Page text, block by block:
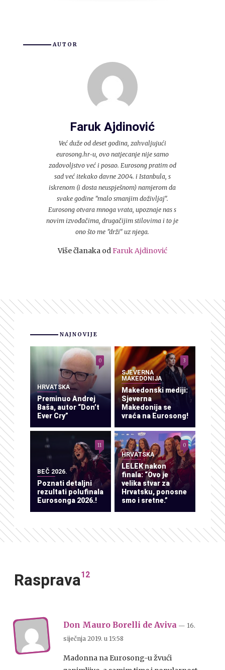
AUTOR
Faruk Ajdinović
Već duže od deset godina, zahvaljujući
eurosong.hr-u, ovo natjecanje nije samo
zadovoljstvo već i posao. Eurosong pratim od
sad već itekako davne 2004. i Istanbula, s
iskrenom (i dosta neuspješnom) namjerom da
svake godine "malo smanjim doživljaj".
Eurosong otvara mnoga vrata, upoznaje nas s
novim izvođačima, drugačijim stilovima i to je
ono što me "drži" uz njega.
Više članaka od Faruk Ajdinović
NAJNOVIJE
HRVATSKA
Preminuo Andrej
Baša, autor “Don’t
Ever Cry”
0
SJEVERNA
MAKEDONIJA
Makedonski mediji:
Sjeverna
Makedonija se
vraća na Eurosong!
3
BEČ 2026.
Poznati detaljni
rezultati polufinala
Eurosonga 2026.!
11
HRVATSKA
LELEK nakon
finala: “Ovo je
velika stvar za
Hrvatsku, ponosne
smo i sretne.”
0
Rasprava12
Don Mauro Borelli de Aviva — 16.
siječnja 2019. u 15:58
Madonna na Eurosong-u žvući